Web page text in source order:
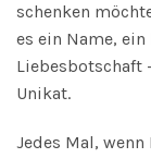
schenken
es ein Name,
Liebesbotschaft
Unikat.
Jedes Mal,